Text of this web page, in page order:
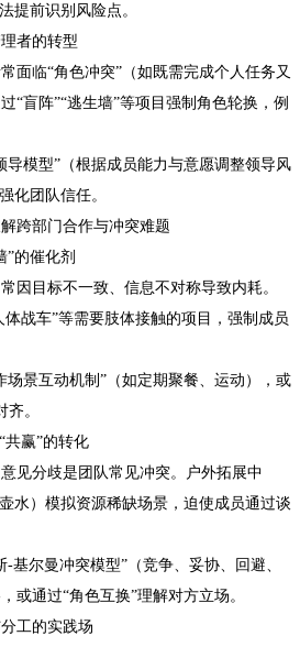
提前识别风险点。
者的转型
临“角色冲突”（如既需完成个人任务又
“盲阵”“逃生墙”等项目强制角色轮换，例
模型”（根据成员能力与意愿调整领导风
化团队信任。
部门合作与冲突难题
的催化剂
目标不一致、信息不对称导致内耗。
体战车”等需要肢体接触的项目，强制成员
景互动机制”（如定期聚餐、运动），或
。
赢”的转化
分歧是团队常见冲突。户外拓展中
水）模拟资源稀缺场景，迫使成员通过谈
尔曼冲突模型”（竞争、妥协、回避、
或通过“角色互换”理解对方立场。
工的实践场